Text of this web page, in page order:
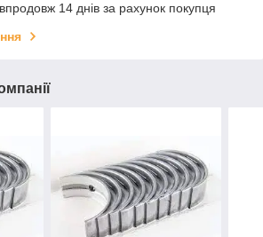
14 днів за рахунок покупця